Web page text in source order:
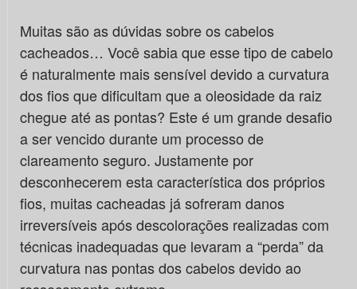
Muitas são as dúvidas sobre os cabelos
cacheados… Você sabia que esse tipo de cabelo
é naturalmente mais sensível devido a curvatura
dos fios que dificultam que a oleosidade da raiz
chegue até as pontas? Este é um grande desafio
a ser vencido durante um processo de
clareamento seguro. Justamente por
desconhecerem esta característica dos próprios
fios, muitas cacheadas já sofreram danos
irreversíveis após descolorações realizadas com
técnicas inadequadas que levaram a “perda” da
curvatura nas pontas dos cabelos devido ao